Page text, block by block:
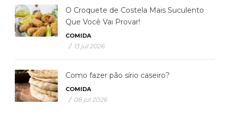
O Croquete de Costela Mais Suculento
Que Você Vai Provar!
COMIDA
/ 13 jul 2026
Como fazer pão sírio caseiro?
COMIDA
/ 08 jul 2026